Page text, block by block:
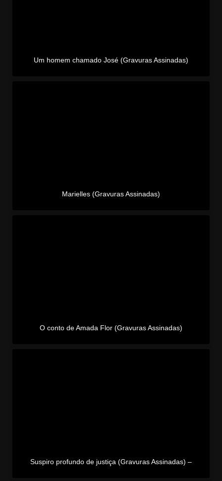
Um homem chamado José (Gravuras Assinadas)
Marielles (Gravuras Assinadas)
O conto de Amada Flor (Gravuras Assinadas)
Suspiro profundo de justiça (Gravuras Assinadas) –